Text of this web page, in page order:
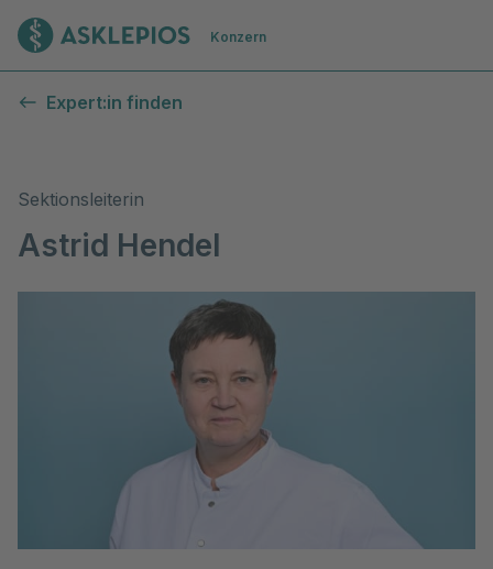
Zur Startseite
Konzern
Expert:in finden
Sektionsleiterin
Astrid Hendel